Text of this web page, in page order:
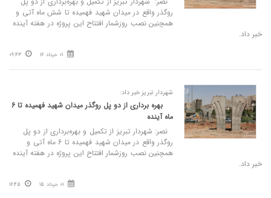
روگذر واقع در میدان شهید فهمیده تا شش ماه آتی و
همچنین نصب روزشمار افتتاح این پروژه در هفته آینده
خبر داد.
01 خرداد 16 09:43
شهردار تبریز خبر داد:
بهره برداری از دو پل روگذر میدان شهید فهمیده تا 6
ماه آینده
نصر: شهردار تبریز از تکمیل و بهره‌برداری از دو پل
روگذر واقع در میدان شهید فهمیده تا 6 ماه آتی و
همچنین نصب روزشمار افتتاح این پروژه در هفته آینده
خبر داد.
01 خرداد 15 16:45